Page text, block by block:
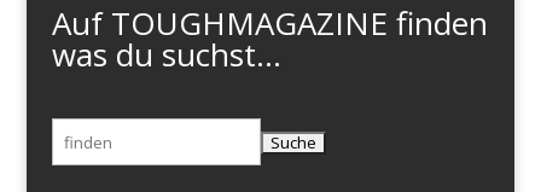
Auf TOUGHMAGAZINE finden
was du suchst...
Suchen
nach: